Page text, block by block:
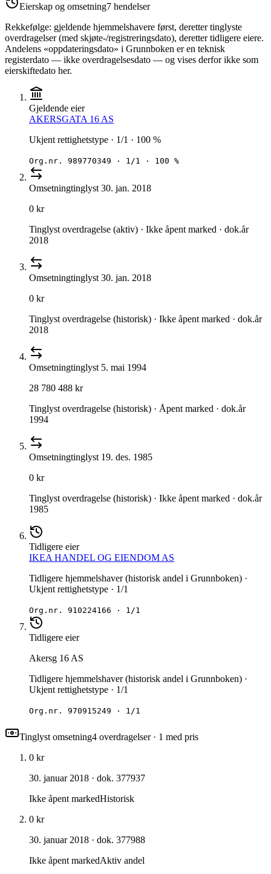
Eierskap og omsetning7 hendelser
Rekkefølge: gjeldende hjemmelshavere først, deretter tinglyste
overdragelser (med skjøte-/registreringsdato), deretter tidligere eiere.
Andelens «oppdateringsdato» i Grunnboken er en teknisk
registerdato — ikke overdragelsesdato — og vises derfor ikke som
eierskiftedato her.
Gjeldende eier
AKERSGATA 16 AS
Ukjent rettighetstype · 1/1 · 100 %
Org.nr. 989770349 · 1/1 · 100 %
Omsetningtinglyst 30. jan. 2018
0 kr
Tinglyst overdragelse (aktiv) · Ikke åpent marked · dok.år
2018
Omsetningtinglyst 30. jan. 2018
0 kr
Tinglyst overdragelse (historisk) · Ikke åpent marked · dok.år
2018
Omsetningtinglyst 5. mai 1994
28 780 488 kr
Tinglyst overdragelse (historisk) · Åpent marked · dok.år
1994
Omsetningtinglyst 19. des. 1985
0 kr
Tinglyst overdragelse (historisk) · Ikke åpent marked · dok.år
1985
Tidligere eier
IKEA HANDEL OG EIENDOM AS
Tidligere hjemmelshaver (historisk andel i Grunnboken) ·
Ukjent rettighetstype · 1/1
Org.nr. 910224166 · 1/1
Tidligere eier
Akersg 16 AS
Tidligere hjemmelshaver (historisk andel i Grunnboken) ·
Ukjent rettighetstype · 1/1
Org.nr. 970915249 · 1/1
Tinglyst omsetning4 overdragelser· 1 med pris
0 kr
30. januar 2018 · dok. 377937
Ikke åpent markedHistorisk
0 kr
30. januar 2018 · dok. 377988
Ikke åpent markedAktiv andel